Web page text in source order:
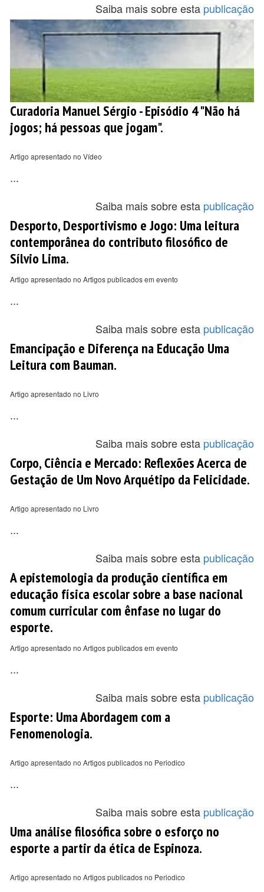
Saiba mais sobre esta publicação
Curadoria Manuel Sérgio - Episódio 4 "Não há
jogos; há pessoas que jogam".
Artigo apresentado no Vídeo
...
Saiba mais sobre esta publicação
Desporto, Desportivismo e Jogo: Uma leitura
contemporânea do contributo filosófico de
Sílvio Lima.
Artigo apresentado no Artigos publicados em evento
...
Saiba mais sobre esta publicação
Emancipação e Diferença na Educação Uma
Leitura com Bauman.
Artigo apresentado no Livro
...
Saiba mais sobre esta publicação
Corpo, Ciência e Mercado: Reflexões Acerca de
Gestação de Um Novo Arquétipo da Felicidade.
Artigo apresentado no Livro
...
Saiba mais sobre esta publicação
A epistemologia da produção científica em
educação física escolar sobre a base nacional
comum curricular com ênfase no lugar do
esporte.
Artigo apresentado no Artigos publicados em evento
...
Saiba mais sobre esta publicação
Esporte: Uma Abordagem com a
Fenomenologia.
Artigo apresentado no Artigos publicados no Periodico
...
Saiba mais sobre esta publicação
Uma análise filosófica sobre o esforço no
esporte a partir da ética de Espinoza.
Artigo apresentado no Artigos publicados no Periodico